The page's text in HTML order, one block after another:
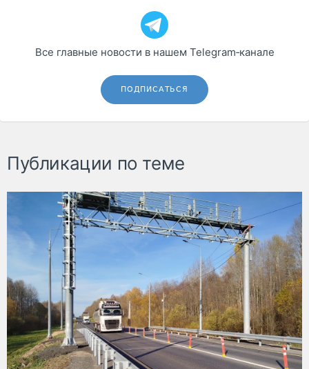
Все главные новости в нашем Telegram‑канале
ПОДПИСАТЬСЯ
Публикации по теме